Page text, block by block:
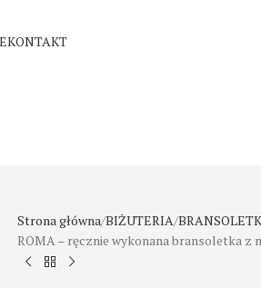
KONTAKT
Strona główna BIŻUTERIA
ROMA – ręcznie wykonana bransoletka z